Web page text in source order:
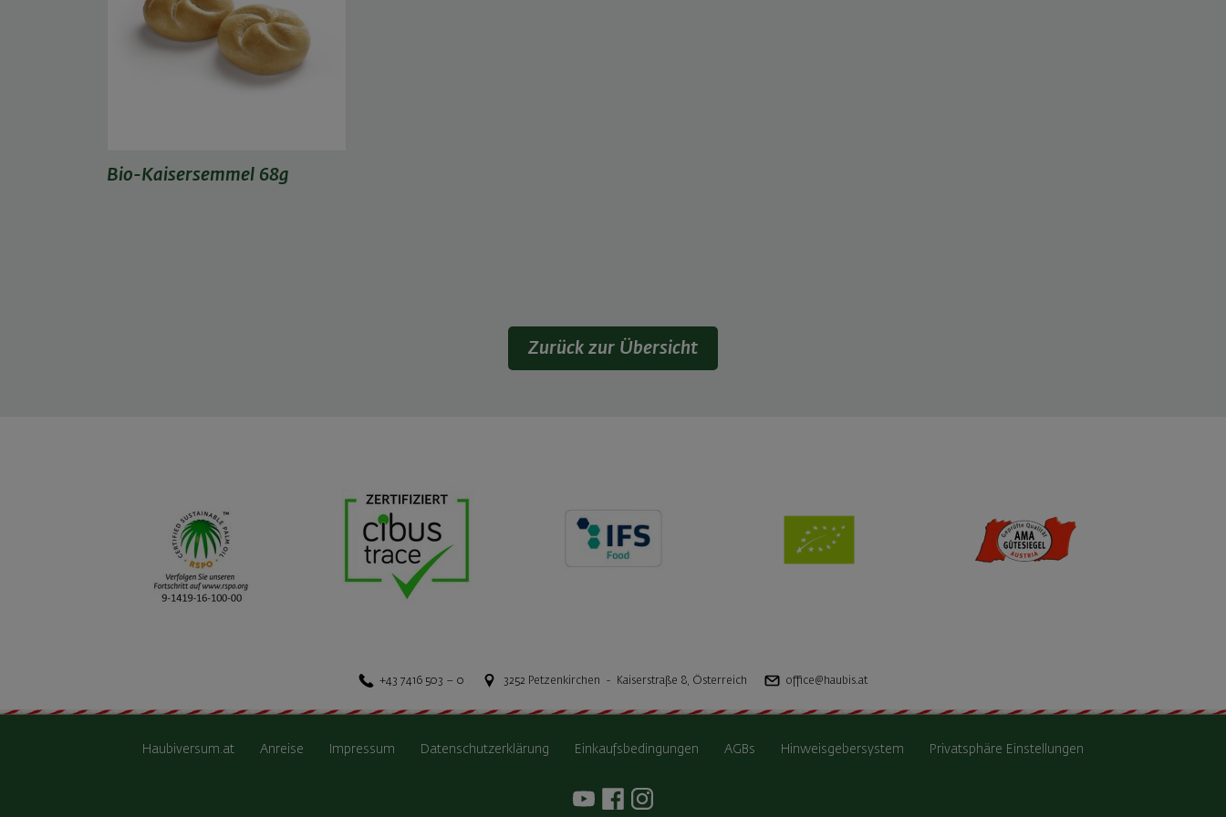
Bio-Kaisersemmel 68g
Zurück zur Übersicht
+43 7416 503 – 0 3252 Petzenkirchen - Kaiserstraße 8, Österreich office@haubis.at
Haubiversum.at Anreise Impressum Datenschutzerklärung Einkaufsbedingungen AGBs Hinweisgebersystem Privatsphäre Einstellungen